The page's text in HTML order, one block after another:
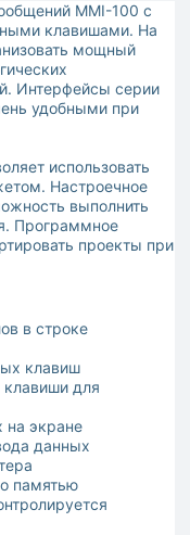
MMI-100 с
клавишами. На
мощный
Интерфейсы серии
удобными при
использовать
Настроечное
выполнить
Программное
проекты при
в строке
клавиш
для
на экране
данных
памятью